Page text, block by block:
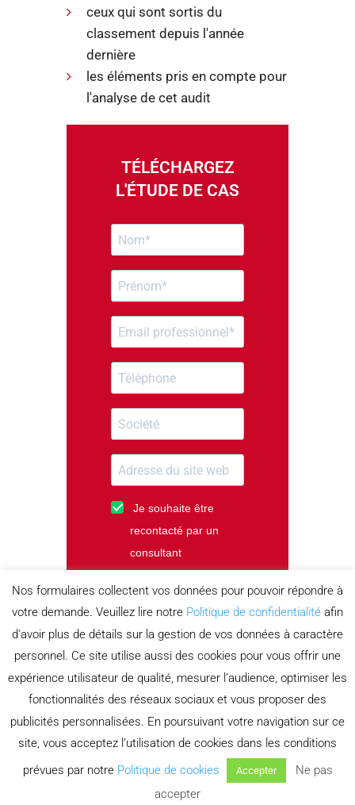
ceux qui sont sortis du
classement depuis l'année
dernière
les éléments pris en compte pour
l'analyse de cet audit
TÉLÉCHARGEZ
L'ÉTUDE DE CAS
Je souhaite être
recontacté par un
consultant
Je m'abonne à la
newsletter
TÉLÉCHARGER
Mis à jour le 17 juillet 2024
Nos formulaires collectent vos données pour pouvoir répondre à
votre demande. Veuillez lire notre Politique de confidentialité afin
d'avoir plus de détails sur la gestion de vos données à caractère
personnel. Ce site utilise aussi des cookies pour vous offrir une
expérience utilisateur de qualité, mesurer l’audience, optimiser les
fonctionnalités des réseaux sociaux et vous proposer des
publicités personnalisées. En poursuivant votre navigation sur ce
site, vous acceptez l’utilisation de cookies dans les conditions
prévues par notre Politique de cookies Accepter
Ne pas
accepter